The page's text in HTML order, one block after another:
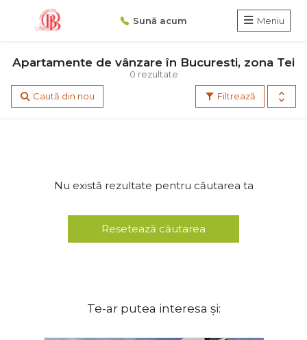
Sună acum Meniu
0 rezultate
Apartamente de vânzare în Bucuresti, zona Tei
Filtrează
Caută din nou
Nu există rezultate pentru căutarea ta
Resetează căutarea
Te-ar putea interesa și: